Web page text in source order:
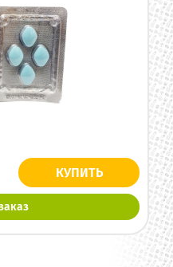
КУПИТЬ